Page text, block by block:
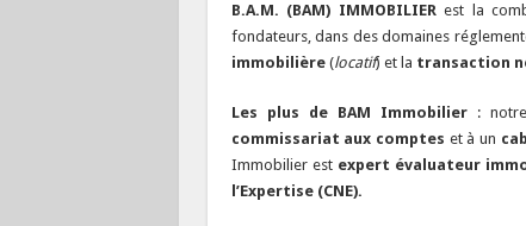
B.A.M. (BAM) IMMOBILIERest la
fondateurs, dans des domaines
immobilière(locatif) et la transaction
Les plus de BAM Immobilier: notre
commissariat aux comptes et à un
Immobilier estexpert évaluateur
l’Expertise (CNE).